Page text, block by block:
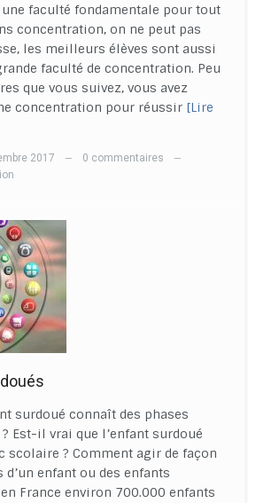
faculté fondamentale pour tout
concentration, on ne peut pas
les meilleurs élèves sont aussi
faculté de concentration. Peu
que vous suivez, vous avez
concentration pour réussir [Lire
2017 — 0 commentaires —
surdoué connaît des phases
Est-il vrai que l’enfant surdoué
scolaire ? Comment agir de façon
enfant ou des enfants
France environ 700.000 enfants